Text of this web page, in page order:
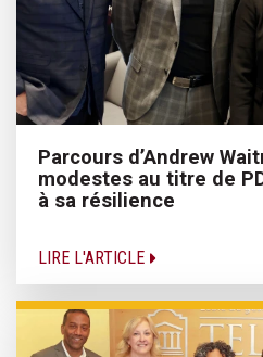
Parcours d’Andrew
modestes au titre de
à sa résilience
LIRE L'ARTICLE